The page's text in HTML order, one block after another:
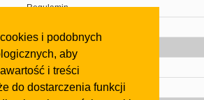
i podobnych
aby
i treści
do dostarczenia funkcji
Regulamin
Gazeta
Olkusz
Kontakt